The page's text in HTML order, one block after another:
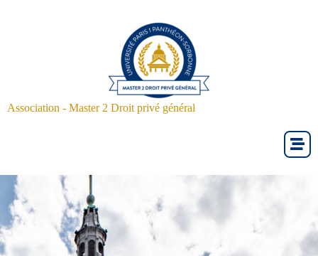
Association - Master 2 Droit privé général